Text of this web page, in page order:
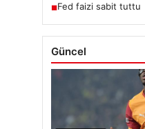
■Fed faizi sabit tuttu
Güncel